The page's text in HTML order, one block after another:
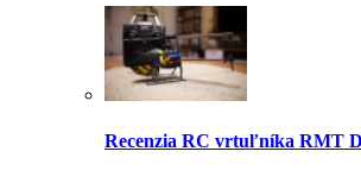
Recenzia RC vrtuľníka RMT